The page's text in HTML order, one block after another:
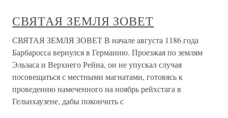
СВЯТАЯ ЗЕМЛЯ ЗОВЕТ
СВЯТАЯ ЗЕМЛЯ ЗОВЕТ В начале августа 1186 года
Барбаросса вернулся в Германию. Проезжая по землям
Эльзаса и Верхнего Рейна, он не упускал случая
посовещаться с местными магнатами, готовясь к
проведению намеченного на ноябрь рейхстага в
Гельнхаузене, дабы покончить с